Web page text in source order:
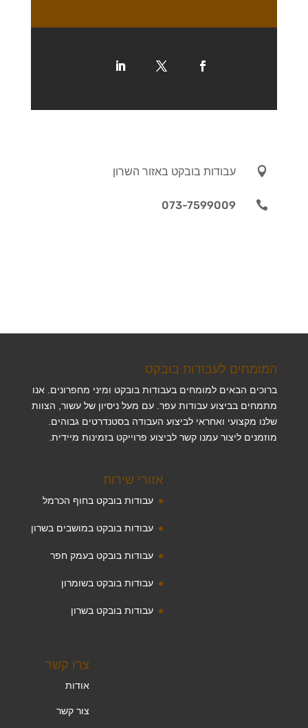
 עבודות בובקט באזור השרון

073-7599009
המומחים לעבודות בובקט
ברוכים הבאים למומחים בעבודות בובקט ומיני מחפרונים. אנו
מתמחים בביצוע עבודות עפר. עם מעל ניסיון של עשור, הצוות
שלנו מקצועי ואחראי לביצוע העבודה בסטנדרטים גבוהים.
מוזמנים ליצור עמנו קשר לביצוע פרוייקט בזמינות מיידית.
אזורי שירות
עבודות בובקט בחוף הכרמל
עבודות בובקט במושבים בשרון
עבודות בובקט בעמק חפר
עבודות בובקט בשומרון
עבודות בובקט בשרון
צרו קשר
אודות
צור קשר